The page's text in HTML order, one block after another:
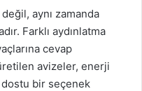
aynı zamanda
Farklı aydınlatma
cevap
avizeler, enerji
bir seçenek